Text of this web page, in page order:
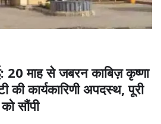
20 माह से जबरन काबिज़ कृष्णा
कार्यकारिणी अपदस्थ, पूरी
सौंपी